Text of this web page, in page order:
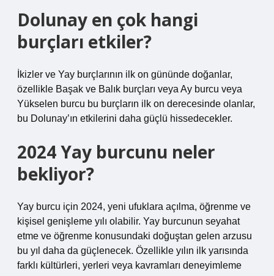
Dolunay en çok hangi
burçları etkiler?
İkizler ve Yay burçlarının ilk on gününde doğanlar,
özellikle Başak ve Balık burçları veya Ay burcu veya
Yükselen burcu bu burçların ilk on derecesinde olanlar,
bu Dolunay’ın etkilerini daha güçlü hissedecekler.
2024 Yay burcunu neler
bekliyor?
Yay burcu için 2024, yeni ufuklara açılma, öğrenme ve
kişisel genişleme yılı olabilir. Yay burcunun seyahat
etme ve öğrenme konusundaki doğuştan gelen arzusu
bu yıl daha da güçlenecek. Özellikle yılın ilk yarısında
farklı kültürleri, yerleri veya kavramları deneyimleme